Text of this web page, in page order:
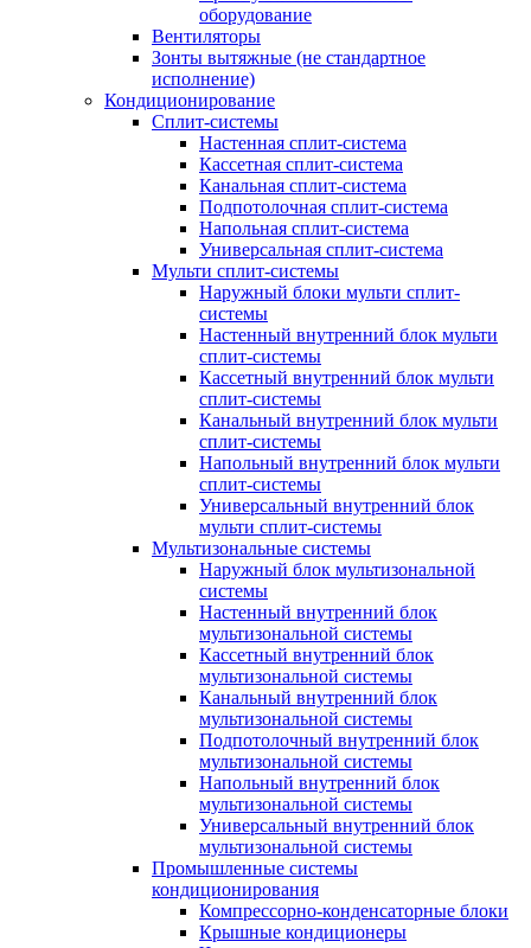
оборудование
Вентиляторы
Зонты вытяжные (не стандартное
исполнение)
Кондиционирование
Сплит-системы
Настенная сплит-система
Кассетная сплит-система
Канальная сплит-система
Подпотолочная сплит-система
Напольная сплит-система
Универсальная сплит-система
Мульти сплит-системы
Наружный блоки мульти сплит-
системы
Настенный внутренний блок мульти
сплит-системы
Кассетный внутренний блок мульти
сплит-системы
Канальный внутренний блок мульти
сплит-системы
Напольный внутренний блок мульти
сплит-системы
Универсальный внутренний блок
мульти сплит-системы
Мультизональные системы
Наружный блок мультизональной
системы
Настенный внутренний блок
мультизональной системы
Кассетный внутренний блок
мультизональной системы
Канальный внутренний блок
мультизональной системы
Подпотолочный внутренний блок
мультизональной системы
Напольный внутренний блок
мультизональной системы
Универсальный внутренний блок
мультизональной системы
Промышленные системы
кондиционирования
Компрессорно-конденсаторные блоки
Крышные кондиционеры